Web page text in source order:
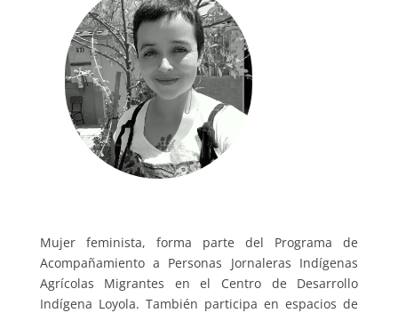
Mujer feminista, forma parte del Programa de
Acompañamiento a Personas Jornaleras Indígenas
Agrícolas Migrantes en el Centro de Desarrollo
Indígena Loyola. También participa en espacios de